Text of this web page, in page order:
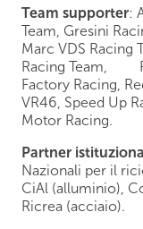
Team supporter:
Team, Gresini
Marc VDS Racing
Racing Team,
Factory Racing,
VR46, Speed Up
Motor Racing.
Partner
Nazionali per il
CiAl (alluminio),
Ricrea (acciaio).